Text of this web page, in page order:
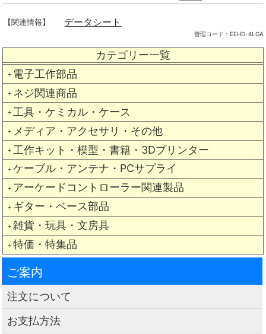
カテゴリー一覧
＋ 電子工作部品
＋ ネジ関連商品
＋ 工具・ケミカル・ケース
＋ メディア・アクセサリ・その他
＋ 工作キット・模型・書籍・3Dプリンター
＋ ケーブル・アンテナ・PCサプライ
＋ アーケードコントローラー関連製品
＋ ギター・ベース部品
＋ 雑貨・玩具・文房具
＋ 特価・特集品
【関連情報】 データシート
管理コード： EEHD-4LGA
ご案内
注文について
お支払方法